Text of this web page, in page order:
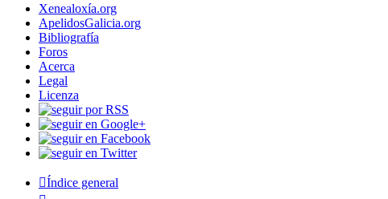
Xenealoxía.org
ApelidosGalicia.org
Bibliografía
Foros
Acerca
Legal
Licenza
Índice general